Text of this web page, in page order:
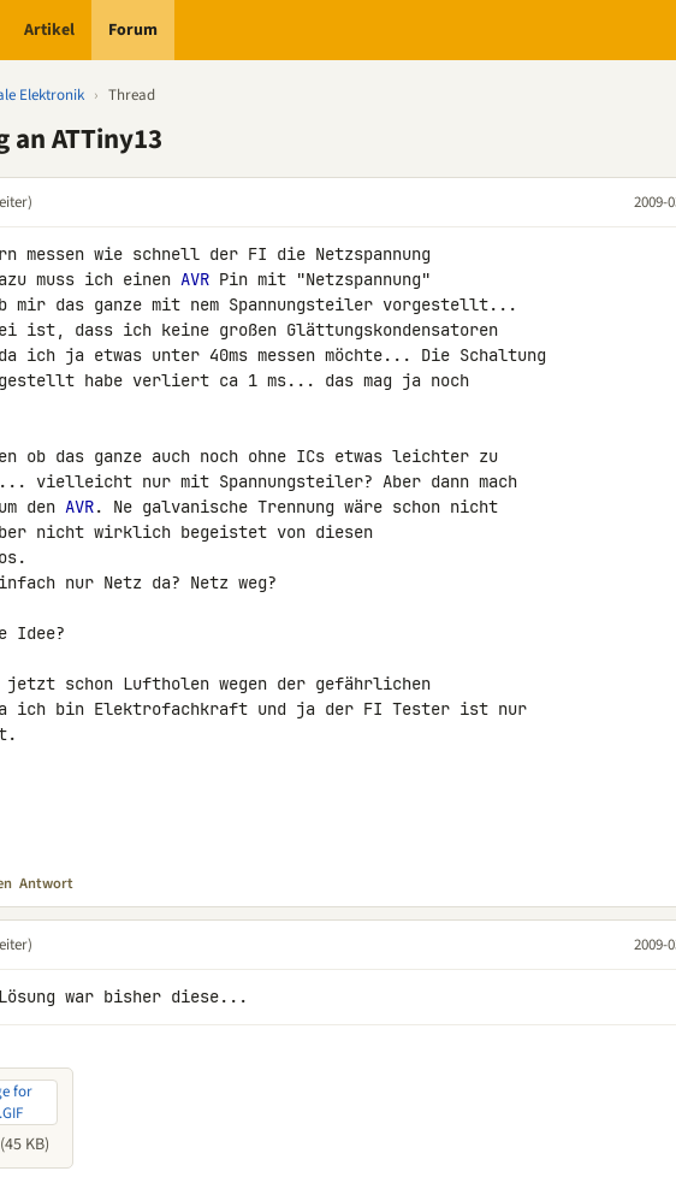
Artikel Forum
Elektronik › Thread
an ATTiny13
2009-
messen wie schnell der FI die Netzspannung
muss ich einen AVR Pin mit "Netzspannung"
mir das ganze mit nem Spannungsteiler vorgestellt...
ist, dass ich keine großen Glättungskondensatoren
ich ja etwas unter 40ms messen möchte... Die Schaltung
habe verliert ca 1 ms... das mag ja noch
ob das ganze auch noch ohne ICs etwas leichter zu
vielleicht nur mit Spannungsteiler? Aber dann mach
den AVR. Ne galvanische Trennung wäre schon nicht
nicht wirklich begeistet von diesen
nur Netz da? Netz weg?
Idee?
schon Luftholen wegen der gefährlichen
Ja ich bin Elektrofachkraft und ja der FI Tester ist nur
Antwort
2009-
war bisher diese...
KB)